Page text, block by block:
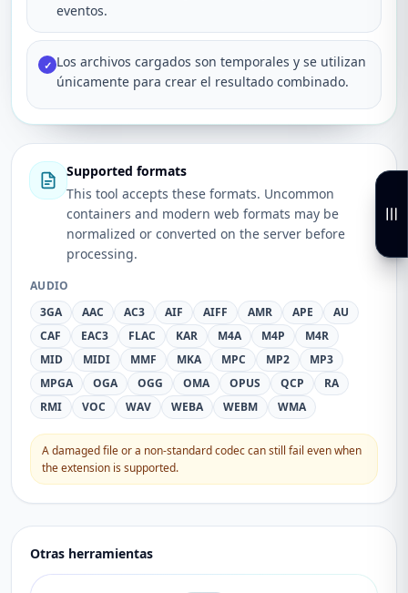
eventos.
✓ Los archivos cargados son temporales y se utilizan
únicamente para crear el resultado combinado.
Supported formats
This tool accepts these formats. Uncommon
containers and modern web formats may be
normalized or converted on the server before
processing.
AUDIO
3GA
AAC AC3 AIF AIFF AMR APE
AU
CAF
EAC3 FLAC KAR M4A M4P
M4R
MID
MIDI MMF MKA MPC MP2
MP3
MPGA
OGA OGG OMA OPUS QCP
RA
RMI
VOC WAV WEBA WEBM WMA
A damaged file or a non-standard codec can still fail even when
the extension is supported.
Otras herramientas